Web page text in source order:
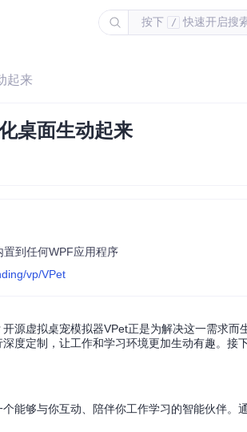
按下 / 快速开启搜
起来
桌面生动起来
到任何WPF应用程序
vp/VPet
源虚拟桌宠模拟器VPet正是为解决这一需求
度定制，让工作和学习环境更加生动有趣。接
能够与你互动、陪伴你工作学习的智能伙伴